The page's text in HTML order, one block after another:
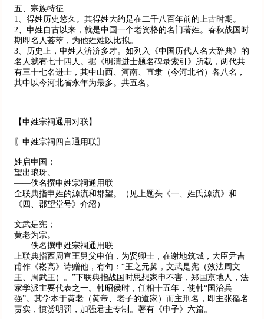
五、宗族特征
1、得姓历史悠久。其得姓大约是在二千八百年前的上古时期。
2、申姓自古以来，就是中国一个老资格的名门著姓。春秋战国时
期即名人荟萃，为他姓难以比拟。
3、历史上，申姓人济济多才。如列入《中国历代人名大辞典》的
名人就有七十四人。据《明清进士题名碑录索引》所载，两代共
有三十七名进士，其中山西、河南、直隶（今河北省）各八名，
其中以今河北省永年为最多。共五名。
【申姓宗祠通用对联】
〖申姓宗祠四言通用联〗
姓启申国；
望出琅玡。
——佚名撰申姓宗祠通用联
全联典指申姓的源流和郡望。（见上题头《一、姓氏源流》和
《四、郡望堂号》介绍）
文武是宪；
黄老为宗。
——佚名撰申姓宗祠通用联
上联典指西周宣王舅父申伯，为贤卿士，在谢地筑城，大臣尹吉
甫作《崧高》诗赠他，有句：“王之元舅，文武是宪（效法周文
王、周武王）。”下联典指战国时思想家申不害，郑国京地人，法
家学派主要代表之一。韩昭侯时，任相十五年，使韩“国治兵
强”。其学本于黄老（黄帝、老子的道家）而主刑名，即主张循名
责实，慎赏明罚，加强君主专制。著有《申子》六篇。